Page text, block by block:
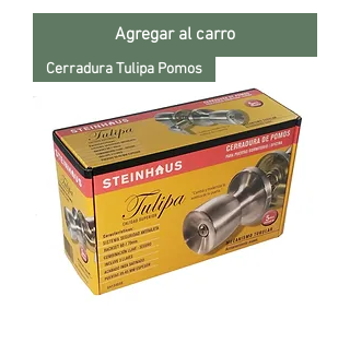
Agregar al carro
Cerradura Tulipa Pomos